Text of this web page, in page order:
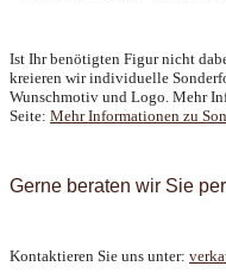
Ist Ihr benötigten Figur nicht
kreieren wir individuelle
Wunschmotiv und Logo. Mehr
Seite: Mehr Informationen zu
Gerne beraten wir Sie
Kontaktieren Sie uns unter: